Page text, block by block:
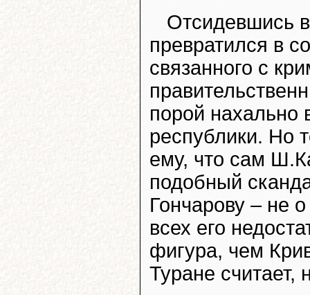
Отсидевшись
превратился в
связанного с
порой нахально
республики. Но
ему, что сам
подобный
Гончарову – не
всех его
фигура, чем
Туране